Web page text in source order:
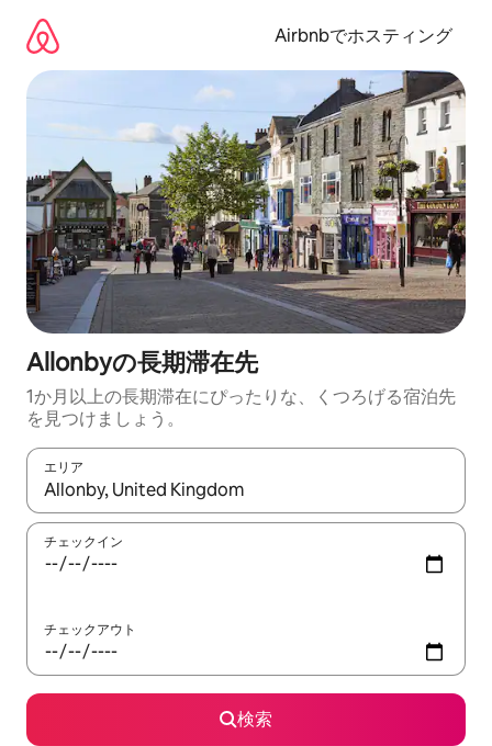
Airbnbでホスティング
Allonbyの長期滞在先
1か月以上の長期滞在にぴったりな、くつろげる宿泊先
を見つけましょう。
エリア
検索結果が表示されたら、上下の矢印キーを使って移動するか
チェックイン
チェックアウト
検索